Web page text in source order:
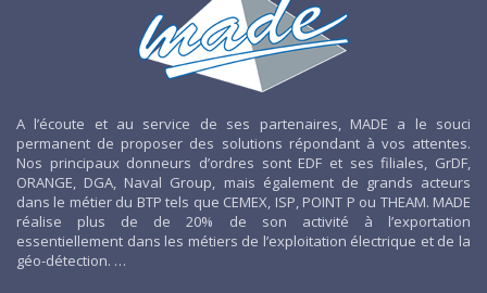
A l’écoute et au service de ses partenaires, MADE a le souci
permanent de proposer des solutions répondant à vos attentes.
Nos principaux donneurs d’ordres sont EDF et ses filiales, GrDF,
ORANGE, DGA, Naval Group, mais également de grands acteurs
dans le métier du BTP tels que CEMEX, ISP, POINT P ou THEAM. MADE
réalise plus de de 20% de son activité à l’exportation
essentiellement dans les métiers de l’exploitation électrique et de la
géo-détection. …